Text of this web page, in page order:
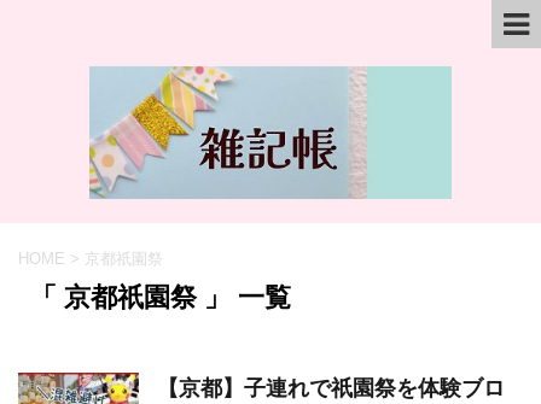
HOME > 京都祇園祭
「 京都祇園祭 」 一覧
【京都】子連れで祇園祭を体験ブロ